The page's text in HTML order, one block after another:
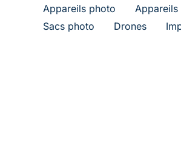
Appareils photo Appareils
Sacs photo
Drones